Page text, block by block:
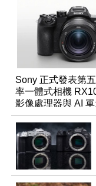
Sony 正式發表第
率一體式相機
影像處理器與 AI